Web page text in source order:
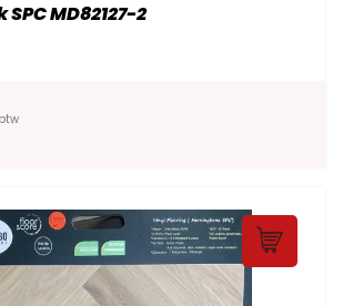
MD82127-2